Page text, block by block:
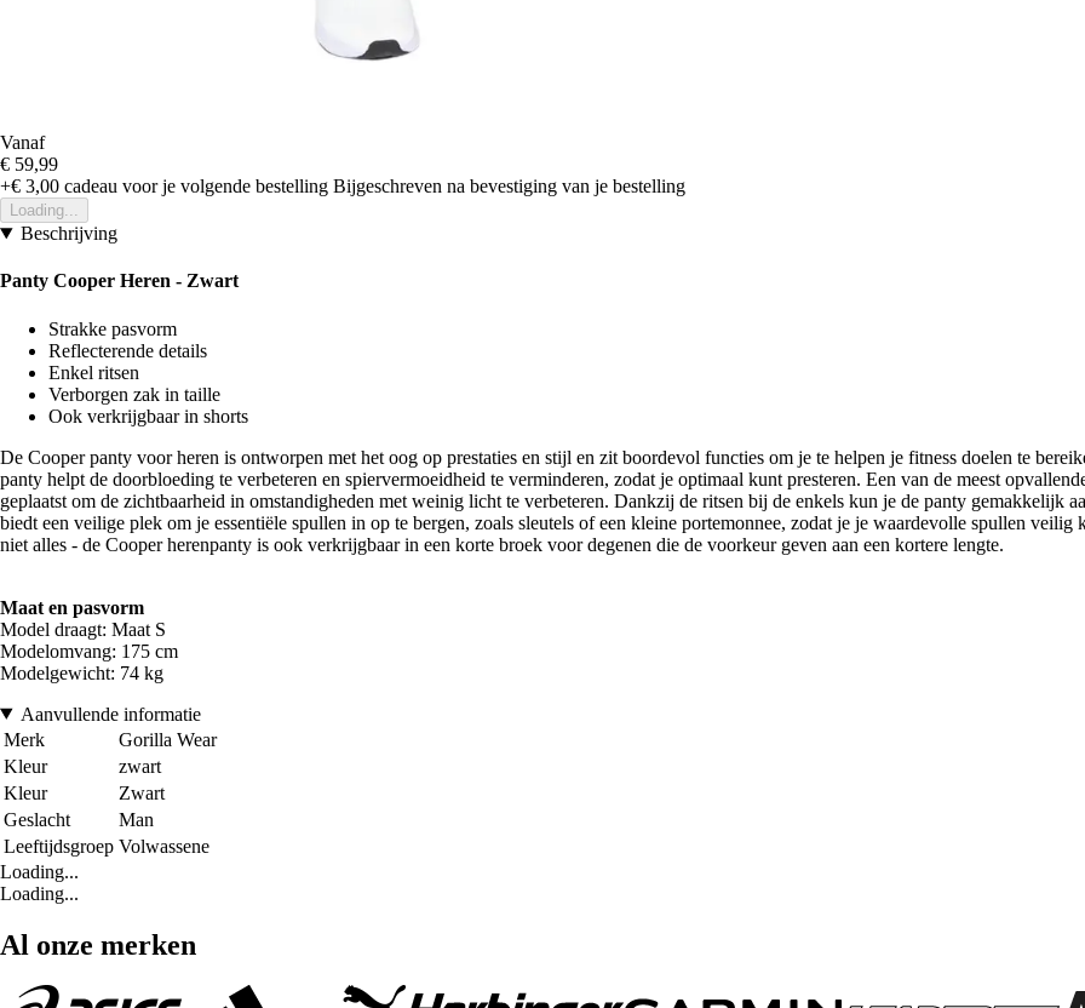
Vanaf
€ 59,99
+€ 3,00 cadeau voor je volgende bestelling Bijgeschreven na bevestiging van je bestelling
Loading...
Beschrijving
Panty Cooper Heren - Zwart
Strakke pasvorm
Reflecterende details
Enkel ritsen
Verborgen zak in taille
Ook verkrijgbaar in shorts
De Cooper panty voor heren is ontworpen met het oog op prestaties en stijl en zit boordevol functies om je te helpen je fitness doelen te
panty helpt de doorbloeding te verbeteren en spiervermoeidheid te verminderen, zodat je optimaal kunt presteren. Een van de meest
geplaatst om de zichtbaarheid in omstandigheden met weinig licht te verbeteren. Dankzij de ritsen bij de enkels kun je de panty gemakkelijk
biedt een veilige plek om je essentiële spullen in op te bergen, zoals sleutels of een kleine portemonnee, zodat je je waardevolle spullen
niet alles - de Cooper herenpanty is ook verkrijgbaar in een korte broek voor degenen die de voorkeur geven aan een kortere lengte.
Maat en pasvorm
Model draagt: Maat S
Modelomvang: 175 cm
Modelgewicht: 74 kg
Aanvullende informatie
Merk
Gorilla Wear
Kleur
zwart
Kleur
Zwart
Geslacht
Man
Leeftijdsgroep Volwassene
Loading...
Loading...
Al onze merken